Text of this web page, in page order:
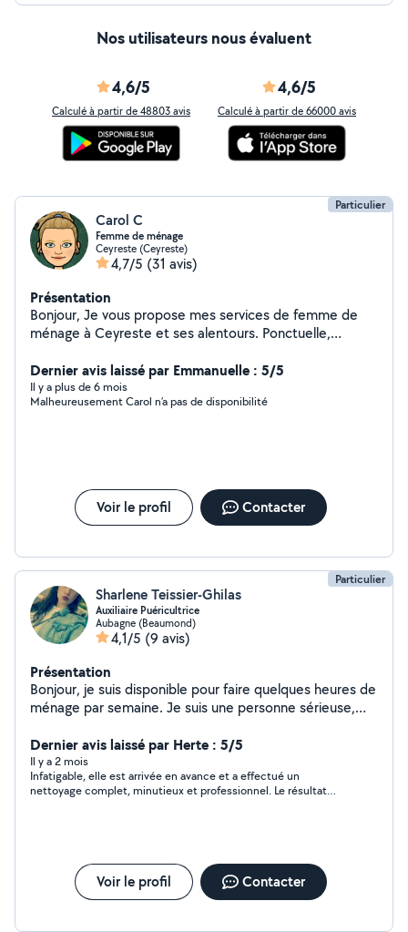
Nos utilisateurs nous évaluent
4,6/5
Calculé à partir de 48803 avis
4,6/5
Calculé à partir de 66000 avis
Particulier
Carol C
Femme de ménage
Ceyreste (Ceyreste)
4,7/5 (31 avis)
Présentation
Bonjour, Je vous propose mes services de femme de
ménage à Ceyreste et ses alentours. Ponctuelle,
plusieurs années d'expérience dans l'entretien de
locations Airbnb et chez des particuliers. N'hésitez pas à
me contacter pour convenir d'un rendez-vous, au plaisir
Dernier avis laissé par Emmanuelle : 5/5
Il y a plus de 6 mois
Malheureusement Carol n’a pas de disponibilité
Voir le profil Contacter
Particulier
Sharlene Teissier-Ghilas
Auxiliaire Puéricultrice
Aubagne (Beaumond)
4,1/5 (9 avis)
Présentation
Bonjour, je suis disponible pour faire quelques heures de
ménage par semaine. Je suis une personne sérieuse,
Dernier avis laissé par Herte : 5/5
Il y a 2 mois
Infatigable, elle est arrivée en avance et a effectué un
nettoyage complet, minutieux et professionnel. Le résultat
Voir le profil Contacter